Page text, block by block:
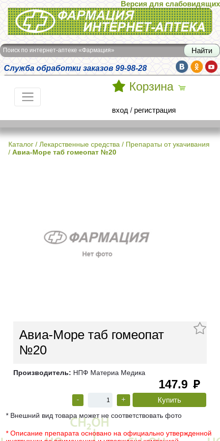
Интернет-аптека Фармация
Версия для слабовидящих
Поиск по интернет-аптеке «Фармация»
Служба обработки заказов 99-98-28
Корзина
вход / регистрация
Каталог / Лекарственные средства / Препараты от укачивания
/ Авиа-Море таб гомеопат №20
Авиа-Море таб гомеопат
№20
Производитель: НПФ Материа Медика
147.9 руб
- +
* Внешний вид товара может не соответствовать фото
* Описание препарата основано на официально утвержденной